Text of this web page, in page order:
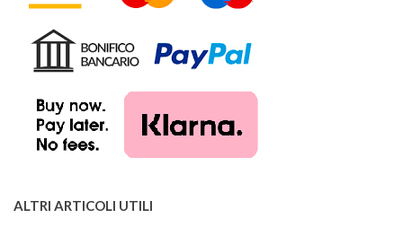
ALTRI ARTICOLI UTILI